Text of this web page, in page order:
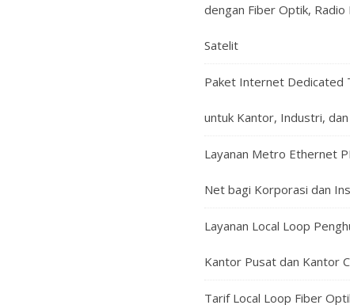
dengan Fiber Optik, Radio
Satelit
Paket Internet Dedicated
untuk Kantor, Industri,
Layanan Metro Ethernet
Net bagi Korporasi dan
Layanan Local Loop
Kantor Pusat dan Kantor
Tarif Local Loop Fiber